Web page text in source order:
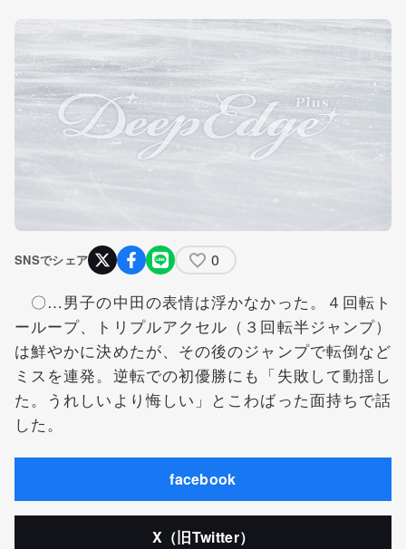
SNSでシェア 0
〇…男子の中田の表情は浮かなかった。４回転ト
ーループ、トリプルアクセル（３回転半ジャンプ）
は鮮やかに決めたが、その後のジャンプで転倒など
ミスを連発。逆転での初優勝にも「失敗して動揺し
た。うれしいより悔しい」とこわばった面持ちで話
した。
facebook
X（旧Twitter）